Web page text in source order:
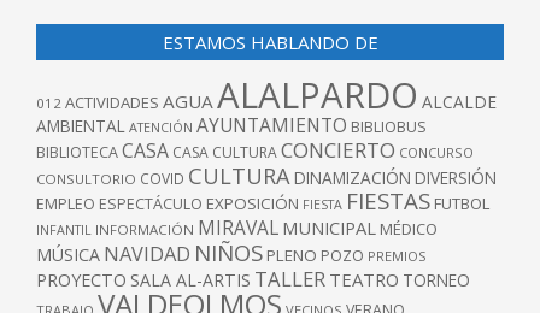
ESTAMOS HABLANDO DE
012 ACTIVIDADES AGUA ALALPARDO ALCALDE
AMBIENTAL ATENCIÓN AYUNTAMIENTO BIBLIOBUS
BIBLIOTECACASA CASA CULTURACONCIERTO CONCURSO
CONSULTORIO COVID CULTURA DINAMIZACIÓN DIVERSIÓN
EMPLEO ESPECTÁCULO EXPOSICIÓN FIESTA FIESTAS FUTBOL
INFANTIL INFORMACIÓN MIRAVAL MUNICIPAL MÉDICO
MÚSICA NAVIDAD NIÑOS PLENO POZO PREMIOS
PROYECTO SALA AL-ARTIS TALLER TEATRO TORNEO
VALDEOLMOS